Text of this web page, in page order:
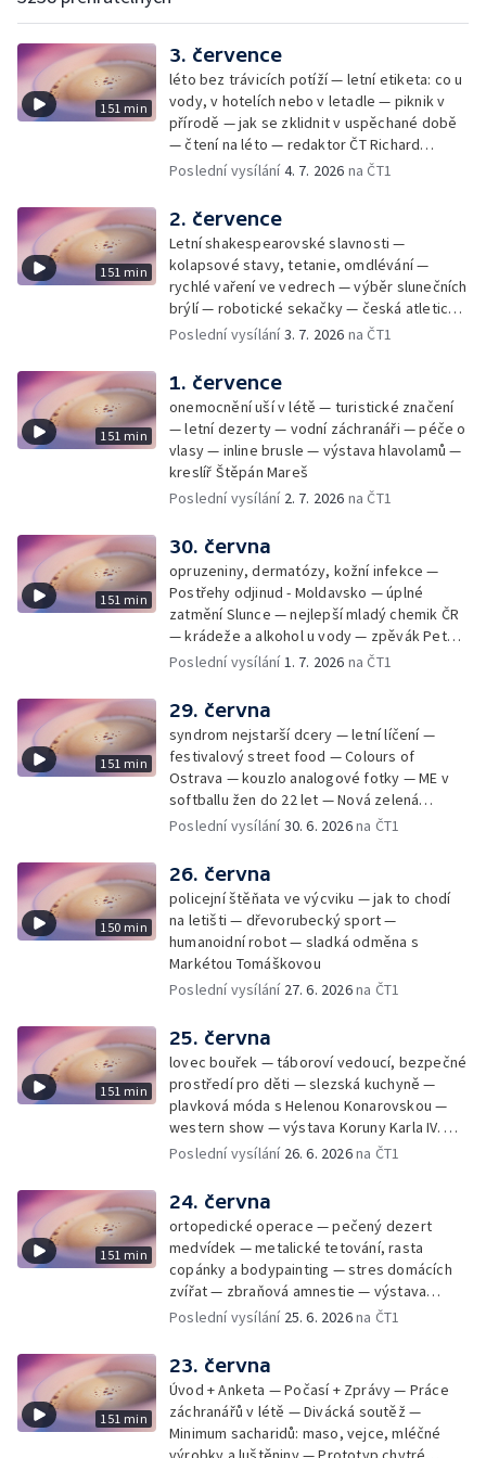
151 min
3. července
léto bez trávicích potíží — letní etiketa: co u
vody, v hotelích nebo v letadle — piknik v
přírodě — jak se zklidnit v uspěchané době
— čtení na léto — redaktor ČT Richard
Samko
Poslední vysílání4. 7. 2026 na ČT1
151 min
2. července
Letní shakespearovské slavnosti —
kolapsové stavy, tetanie, omdlévání —
rychlé vaření ve vedrech — výběr slunečních
brýlí — robotické sekačky — česká atletická
rekordmanka — psí seriál: výmarský
Poslední vysílání3. 7. 2026 na ČT1
151 min
1. července
onemocnění uší v létě — turistické značení
— letní dezerty — vodní záchranáři — péče o
vlasy — inline brusle — výstava hlavolamů —
kreslíř Štěpán Mareš
Poslední vysílání 2. 7. 2026 na ČT1
151 min
30. června
opruzeniny, dermatózy, kožní infekce —
Postřehy odjinud - Moldavsko — úplné
zatmění Slunce — nejlepší mladý chemik ČR
— krádeže a alkohol u vody — zpěvák Peter
Cmorik
Poslední vysílání1. 7. 2026 na ČT1
151 min
29. června
syndrom nejstarší dcery — letní líčení —
festivalový street food — Colours of
Ostrava — kouzlo analogové fotky — ME v
softballu žen do 22 let — Nová zelená
úsporám — Global Teacher Prize Czech
Poslední vysílání30. 6. 2026na ČT1
150 min
26. června
policejní štěňata ve výcviku — jak to chodí
na letišti — dřevorubecký sport —
humanoidní robot — sladká odměna s
Markétou Tomáškovou
Poslední vysílání 27. 6. 2026na ČT1
151 min
25. června
lovec bouřek — táboroví vedoucí, bezpečné
prostředí pro děti — slezská kuchyně —
plavková móda s Helenou Konarovskou —
western show — výstava Koruny Karla IV. —
mladý lezecký fenomén Josef Šindel
Poslední vysílání 26. 6. 2026na ČT1
151 min
24. června
ortopedické operace — pečený dezert
medvídek — metalické tetování, rasta
copánky a bodypainting — stres domácích
zvířat — zbraňová amnestie — výstava
mikrofotografií rostlin — fenomenální
Poslední vysílání 25. 6. 2026na ČT1
151 min
23. června
Úvod + Anketa — Počasí + Zprávy — Práce
záchranářů v létě — Divácká soutěž —
Minimum sacharidů: maso, vejce, mléčné